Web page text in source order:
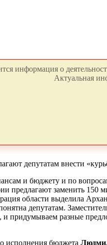
информация о
Актуальная
депутатам внести
и бюджету и по
предлагают заменить 150
области выделила
депутатам.
придумываем разные
исполнения бюджета